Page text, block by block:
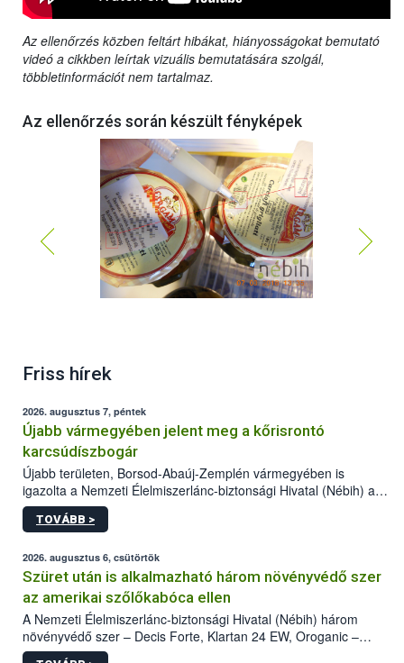
Az ellenőrzés közben feltárt hibákat, hiányosságokat bemutató
videó a cikkben leírtak vizuális bemutatására szolgál,
többletinformációt nem tartalmaz.
Az ellenőrzés során készült fényképek
Friss hírek
2026. augusztus 7, péntek
Újabb vármegyében jelent meg a kőrisrontó
karcsúdíszbogár
Újabb területen, Borsod-Abaúj-Zemplén vármegyében is
igazolta a Nemzeti Élelmiszerlánc-biztonsági Hivatal (Nébih) a
kőrisrontó karcsúdíszbogár (Agrilus planipennis) jelenlétét. A
kártevőt nem csak színcsapdában találták meg, de már fertőzött
az intenzív felderítést, emellett az intézkedéseket a szlovák
hatósággal is összehangolják a terjedés megállítása érdekében.
TOVÁBB >
2026. augusztus 6, csütörtök
Szüret után is alkalmazható három növényvédő szer
az amerikai szőlőkabóca ellen
A Nemzeti Élelmiszerlánc-biztonsági Hivatal (Nébih) három
növényvédő szer – Decis Forte, Klartan 24 EW, Oroganic –
engedélyokiratát módosította, így azok a szüretet követően,